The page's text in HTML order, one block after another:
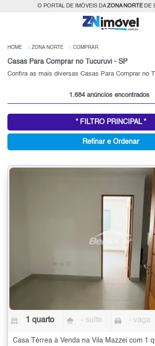
O PORTAL DE IMÓVEIS DAZONA NORTEDE
HOME ZONA NORTE COMPRAR
Casas Para Comprar no Tucuruvi - SP
Confira as mais diversas Casas Para Comprar no
1.684 anúncios encontrados
* FILTRO PRINCIPAL *
Refinar e Ordenar
1 quarto - suíte - vaga
Casa Térrea à Venda na Vila Mazzei com 1